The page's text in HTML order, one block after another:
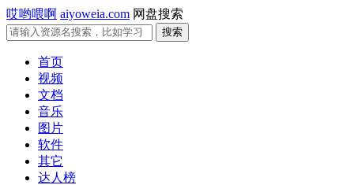
哎哟喂啊 aiyoweia.com 网盘搜索
首页
视频
文档
音乐
图片
软件
其它
达人榜